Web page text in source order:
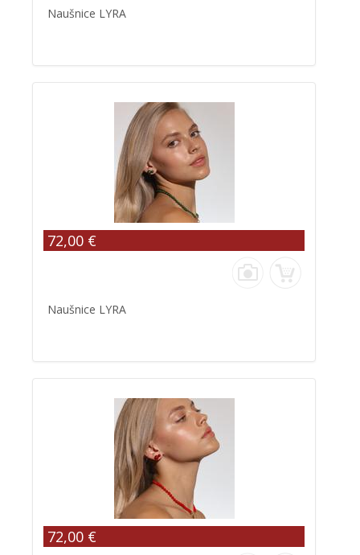
Naušnice LYRA
72,00 €
Naušnice LYRA
72,00 €